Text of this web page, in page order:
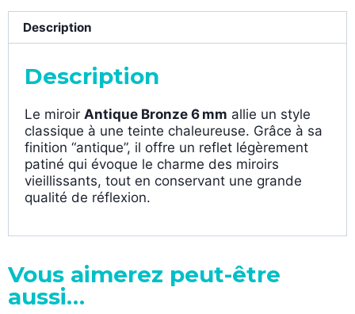
Description
Description
Le miroir Antique Bronze 6 mm allie un style
classique à une teinte chaleureuse. Grâce à sa
finition “antique”, il offre un reflet légèrement
patiné qui évoque le charme des miroirs
vieillissants, tout en conservant une grande
qualité de réflexion.
Vous aimerez peut-être
aussi…